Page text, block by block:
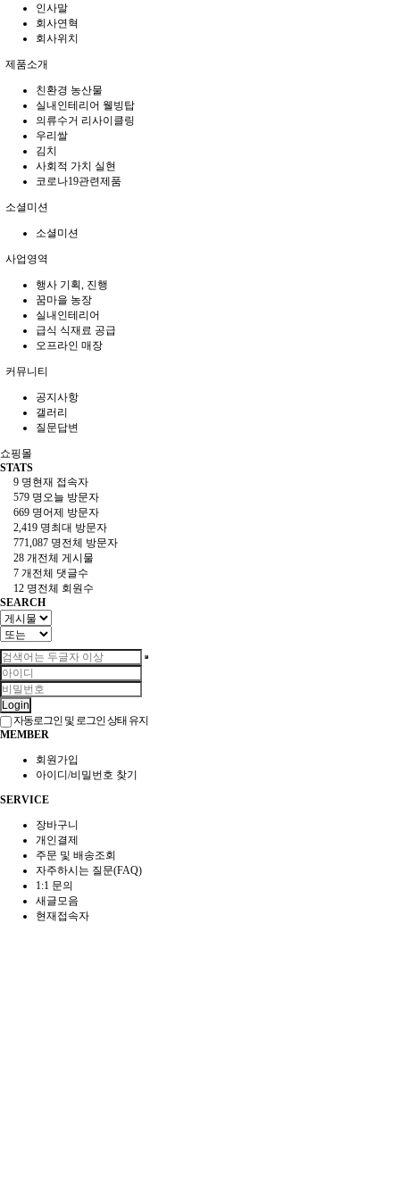
인사말
회사연혁
회사위치
제품소개
친환경 농산물
실내인테리어 웰빙탑
의류수거 리사이클링
우리쌀
김치
사회적 가치 실현
코로나19관련제품
소셜미션
소셜미션
사업영역
행사 기획, 진행
꿈마을 농장
실내인테리어
급식 식재료 공급
오프라인 매장
커뮤니티
공지사항
갤러리
질문답변
쇼핑몰
STATS
9 명현재 접속자
579 명 오늘 방문자
669 명어제 방문자
2,419 명최대 방문자
771,087 명전체 방문자
28 개전체 게시물
7 개전체 댓글수
12 명전체 회원수
SEARCH
Login
자동로그인 및 로그인 상태 유지
MEMBER
회원가입
아이디/비밀번호 찾기
SERVICE
장바구니
개인결제
주문 및 배송조회
자주하시는 질문(FAQ)
1:1 문의
새글모음
현재접속자